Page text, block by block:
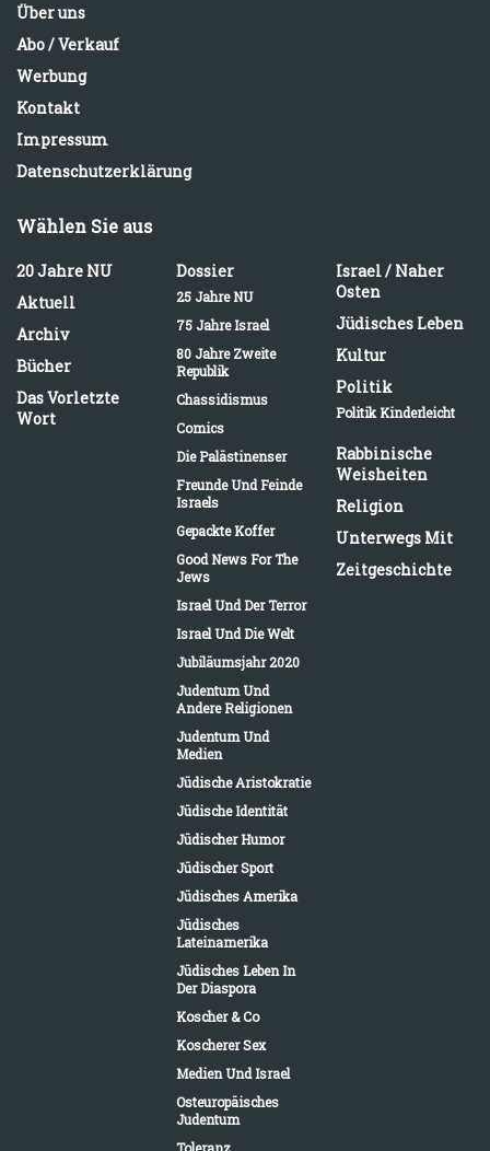
Über uns
Abo / Verkauf
Werbung
Kontakt
Impressum
Datenschutzerklärung
Wählen Sie aus
20 Jahre NU
Aktuell
Archiv
Bücher
Das Vorletzte
Wort
Dossier
25 Jahre NU
75 Jahre Israel
80 Jahre Zweite
Republik
Chassidismus
Comics
Die Palästinenser
Freunde Und Feinde
Israels
Gepackte Koffer
Good News For The
Jews
Israel Und Der Terror
Israel Und Die Welt
Jubiläumsjahr 2020
Judentum Und
Andere Religionen
Judentum Und
Medien
Jüdische Aristokratie
Jüdische Identität
Jüdischer Humor
Jüdischer Sport
Jüdisches Amerika
Jüdisches
Lateinamerika
Jüdisches Leben In
Der Diaspora
Koscher & Co
Koscherer Sex
Medien Und Israel
Osteuropäisches
Judentum
Toleranz
Israel / Naher
Osten
Jüdisches Leben
Kultur
Politik
Politik Kinderleicht
Rabbinische
Weisheiten
Religion
Unterwegs Mit
Zeitgeschichte